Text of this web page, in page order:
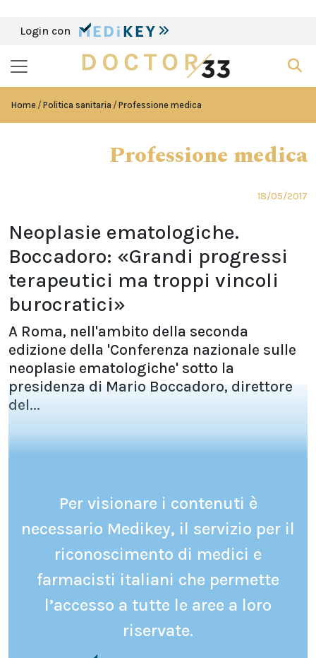
Login con
Home Politica sanitaria Professione medica
Professione medica
18/05/2017
Neoplasie ematologiche.
Boccadoro: «Grandi progressi
terapeutici ma troppi vincoli
burocratici»
A Roma, nell'ambito della seconda
edizione della 'Conferenza nazionale sulle
neoplasie ematologiche' sotto la
presidenza di Mario Boccadoro, direttore
del...
Per visionare i contenuti è
necessario Medikey, il servizio per il
riconoscimento di medici e
farmacisti italiani che permette
l’accesso a tutte le aree a loro
riservate.